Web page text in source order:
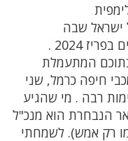
ישראל שבה
2024 .
המתעמלת
חיפה כרמל, שני
רבה . מי שהגיע
הנבחרת הוא מנכ"ל
רק אמש). לשמחתי